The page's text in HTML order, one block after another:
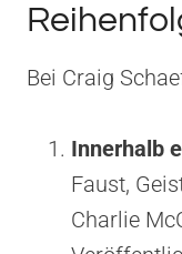
Bei Craig
Innerhalb
Faust,
Charlie